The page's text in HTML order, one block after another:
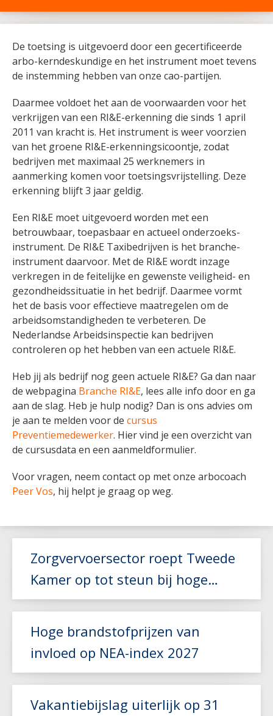
De toetsing is uitgevoerd door een gecertificeerde
arbo-kerndeskundige en het instrument moet tevens
de instemming hebben van onze cao-partijen.
Daarmee voldoet het aan de voorwaarden voor het
verkrijgen van een RI&E-erkenning die sinds 1 april
2011 van kracht is. Het instrument is weer voorzien
van het groene RI&E-erkenningsicoontje, zodat
bedrijven met maximaal 25 werknemers in
aanmerking komen voor toetsingsvrijstelling. Deze
erkenning blijft 3 jaar geldig.
Een RI&E moet uitgevoerd worden met een
betrouwbaar, toepasbaar en actueel onderzoeks-
instrument. De RI&E Taxibedrijven is het branche-
instrument daarvoor. Met de RI&E wordt inzage
verkregen in de feitelijke en gewenste veiligheid- en
gezondheidssituatie in het bedrijf. Daarmee vormt
het de basis voor effectieve maatregelen om de
arbeidsomstandigheden te verbeteren. De
Nederlandse Arbeidsinspectie kan bedrijven
controleren op het hebben van een actuele RI&E.
Heb jij als bedrijf nog geen actuele RI&E? Ga dan naar
de webpagina Branche RI&E, lees alle info door en ga
aan de slag. Heb je hulp nodig? Dan is ons advies om
je aan te melden voor de cursus
Preventiemedewerker. Hier vind je een overzicht van
de cursusdata en een aanmeldformulier.
Voor vragen, neem contact op met onze arbocoach
Peer Vos, hij helpt je graag op weg.
Zorgvervoersector roept Tweede
Kamer op tot steun bij hoge
brandstofkosten
Hoge brandstofprijzen van
invloed op NEA-index 2027
Vakantiebijslag uiterlijk op 31